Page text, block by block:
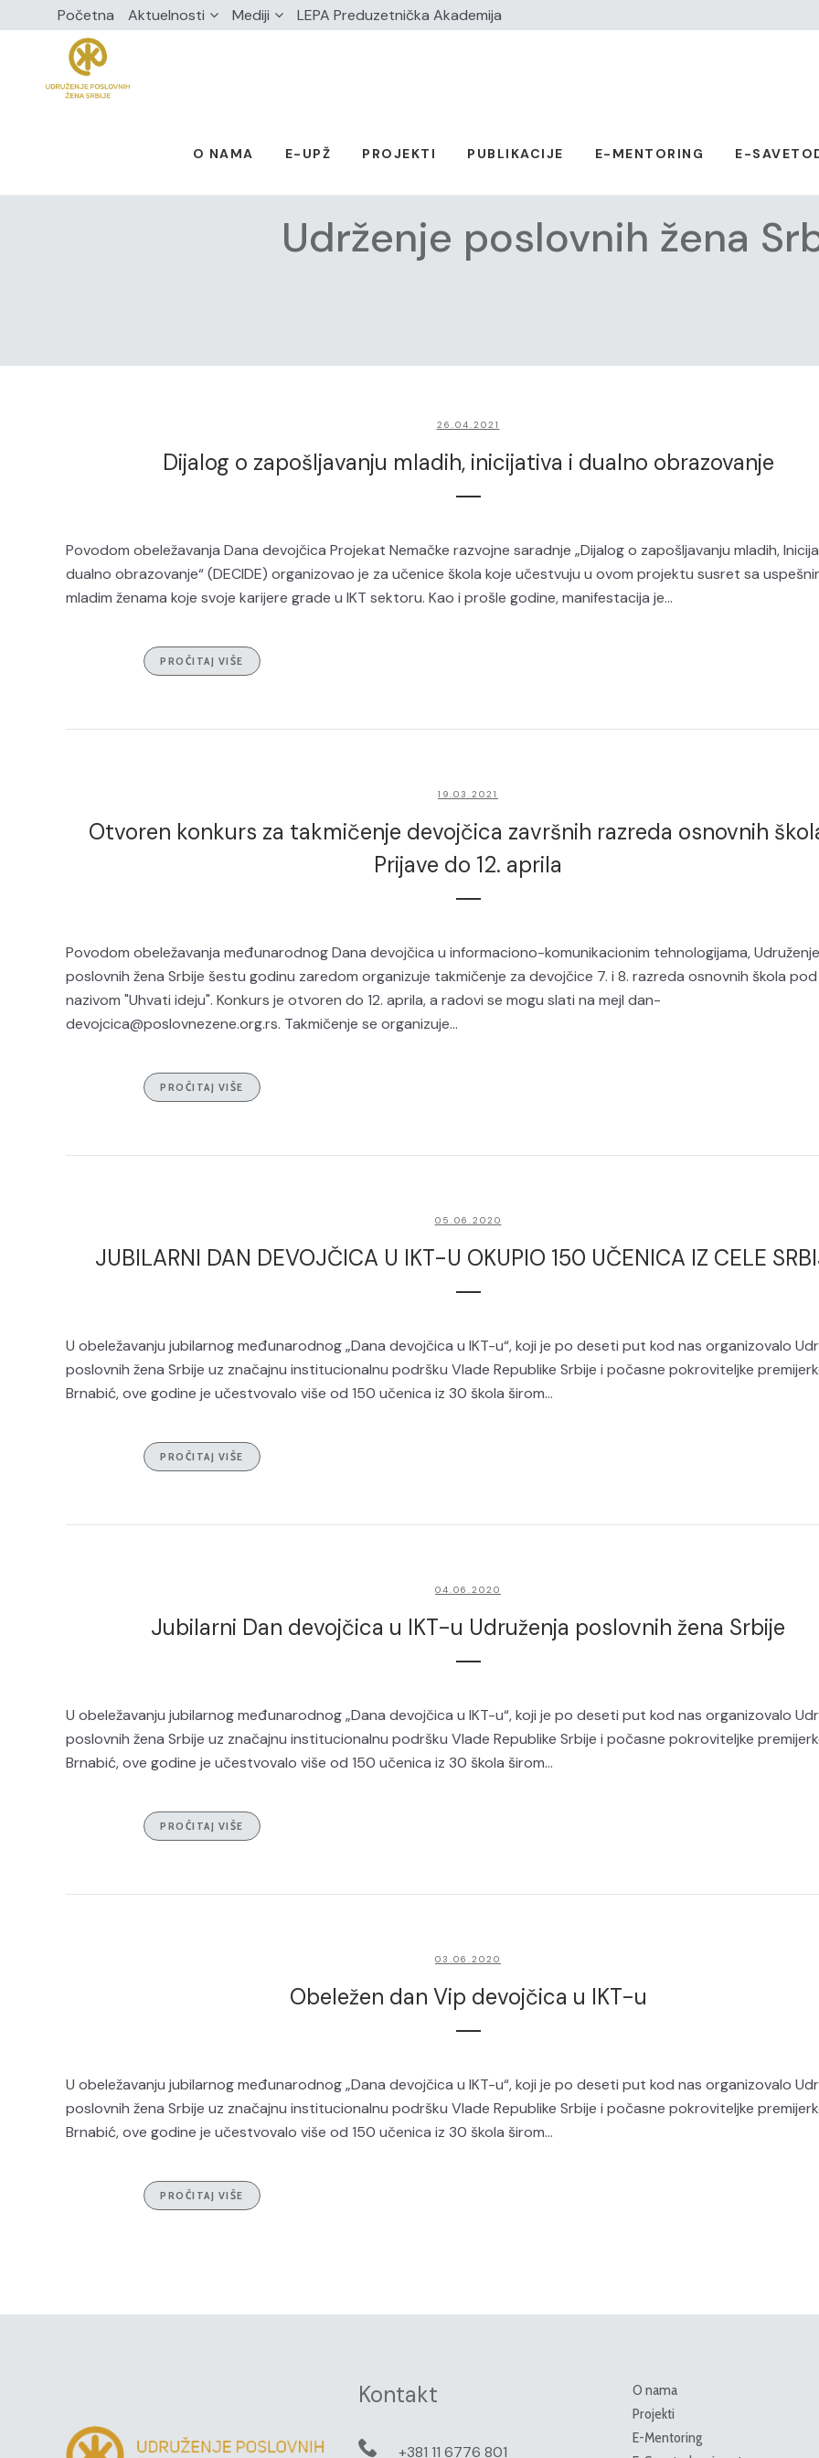
Početna Aktuelnosti Mediji LEPA Preduzetnička Akademija
O NAMA E-UPŽ PROJEKTI PUBLIKACIJE E-MENTORING E-
Udrženje poslovnih žena
26.04.2021
Dijalog o zapošljavanju mladih, inicijativa i dualno obrazovanje
Povodom obeležavanja Dana devojčica Projekat Nemačke razvojne saradnje „Dijalog o zapošljavanju mladih,
dualno obrazovanje“ (DECIDE) organizovao je za učenice škola koje učestvuju u ovom projektu susret sa
mladim ženama koje svoje karijere grade u IKT sektoru. Kao i prošle godine, manifestacija je...
PROČITAJ VIŠE
19.03.2021
Otvoren konkurs za takmičenje devojčica završnih razreda osnovnih
Prijave do 12. aprila
Povodom obeležavanja međunarodnog Dana devojčica u informaciono-komunikacionim tehnologijama, Udruženje
poslovnih žena Srbije šestu godinu zaredom organizuje takmičenje za devojčice 7. i 8. razreda osnovnih škola pod
nazivom "Uhvati ideju". Konkurs je otvoren do 12. aprila, a radovi se mogu slati na mejl dan-
devojcica@poslovnezene.org.rs. Takmičenje se organizuje...
PROČITAJ VIŠE
05.06.2020
JUBILARNI DAN DEVOJČICA U IKT-U OKUPIO 150 UČENICA IZ CELE
U obeležavanju jubilarnog međunarodnog „Dana devojčica u IKT-u“, koji je po deseti put kod nas organizovalo
poslovnih žena Srbije uz značajnu institucionalnu podršku Vlade Republike Srbije i počasne pokroviteljke
Brnabić, ove godine je učestvovalo više od 150 učenica iz 30 škola širom...
PROČITAJ VIŠE
04.06.2020
Jubilarni Dan devojčica u IKT-u Udruženja poslovnih žena Srbije
U obeležavanju jubilarnog međunarodnog „Dana devojčica u IKT-u“, koji je po deseti put kod nas organizovalo
poslovnih žena Srbije uz značajnu institucionalnu podršku Vlade Republike Srbije i počasne pokroviteljke
Brnabić, ove godine je učestvovalo više od 150 učenica iz 30 škola širom...
PROČITAJ VIŠE
03.06.2020
Obeležen dan Vip devojčica u IKT-u
U obeležavanju jubilarnog međunarodnog „Dana devojčica u IKT-u“, koji je po deseti put kod nas organizovalo
poslovnih žena Srbije uz značajnu institucionalnu podršku Vlade Republike Srbije i počasne pokroviteljke
Brnabić, ove godine je učestvovalo više od 150 učenica iz 30 škola širom...
PROČITAJ VIŠE
Kontakt
+381 11 6776 801
O nama
Projekti
E-Mentoring